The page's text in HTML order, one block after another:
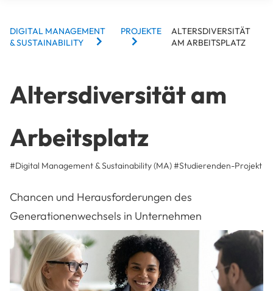
BREADCRUMBS
DIGITAL MANAGEMENT
& SUSTAINABILITY
PROJEKTE
ALTERSDIVERSITÄT
AM ARBEITSPLATZ
Altersdiversität am
Arbeitsplatz
#Digital Management & Sustainability (MA)#Studierenden-Projekt
Chancen und Herausforderungen des
Generationenwechsels in Unternehmen